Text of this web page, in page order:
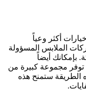
أكثر وعياً
الملابس المسؤولة
بإمكانك أيضاً
توفر مجموعة كبيرة من
الطريقة ستمنح هذه